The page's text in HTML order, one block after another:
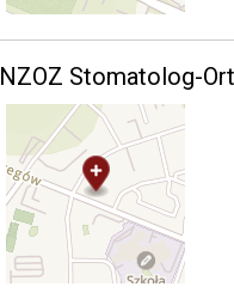
NZOZ Stomatolog-